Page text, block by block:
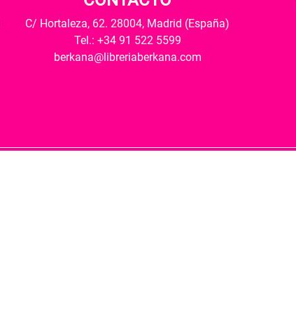
C/ Hortaleza, 62. 28004, Madrid (España)
Tel.: +34 91 522 5599
berkana@libreriaberkana.com